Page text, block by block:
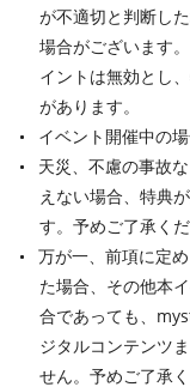
が不適切と判断し
場合がございます
イントは無効とし
があります。
イベント開催中の
天災、不慮の事故
えない場合、特典
す。予めご了承くだ
万が一、前項に定
た場合、その他本
合であっても、
ジタルコンテンツ
せん。予めご了承く